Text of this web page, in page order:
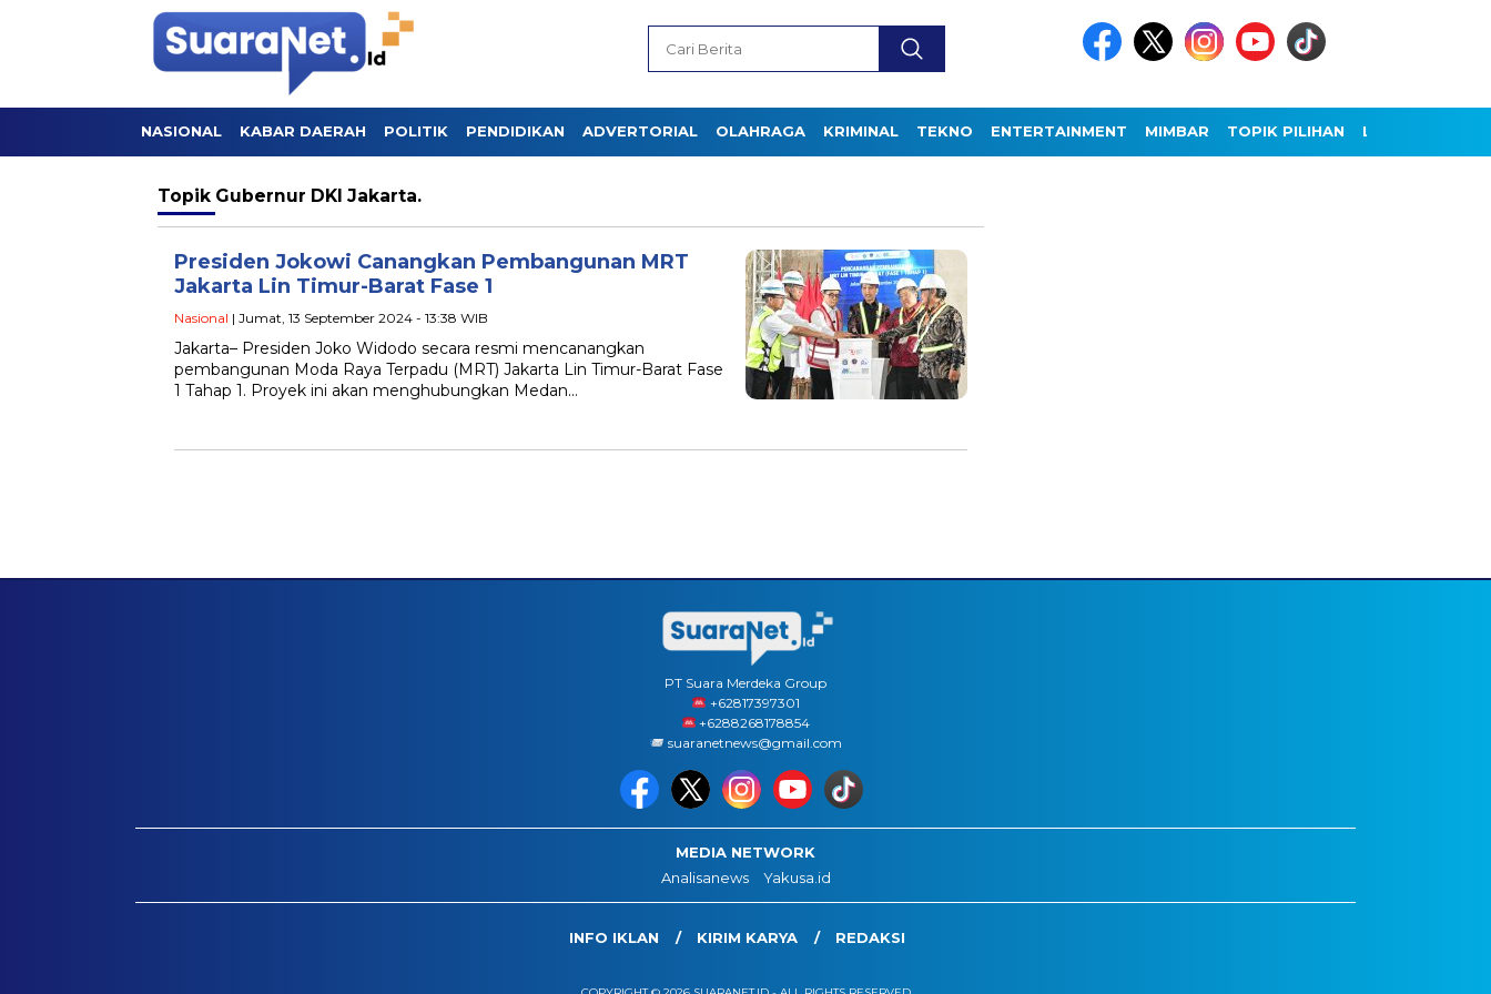
NASIONAL KABAR DAERAH POLITIK PENDIDIKAN ADVERTORIAL OLAHRAGA KRIMINAL TEKNO ENTERTAINMENT MIMBAR TOPIK PILIHAN LAINNYA
Topik Gubernur DKI Jakarta.
Presiden Jokowi Canangkan Pembangunan MRT
Jakarta Lin Timur-Barat Fase 1
Nasional | Jumat, 13 September 2024 - 13:38 WIB
Jakarta– Presiden Joko Widodo secara resmi mencanangkan
pembangunan Moda Raya Terpadu (MRT) Jakarta Lin Timur-Barat Fase
1 Tahap 1. Proyek ini akan menghubungkan Medan…
PT Suara Merdeka Group
‪+62817397301
+6288268178854
suaranetnews@gmail.com
MEDIA NETWORK
Analisanews
Yakusa.id
INFO IKLAN KIRIM KARYA REDAKSI